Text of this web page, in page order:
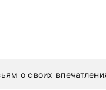
о своих